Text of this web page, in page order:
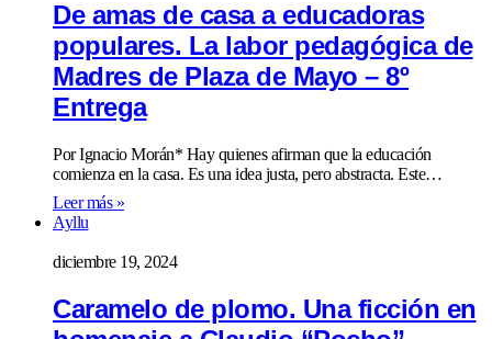
De amas de casa a educadoras
populares. La labor pedagógica de
Madres de Plaza de Mayo – 8º
Entrega
Por Ignacio Morán* Hay quienes afirman que la educación
comienza en la casa. Es una idea justa, pero abstracta. Este…
Leer más »
Ayllu
diciembre 19, 2024
Caramelo de plomo. Una ficción en